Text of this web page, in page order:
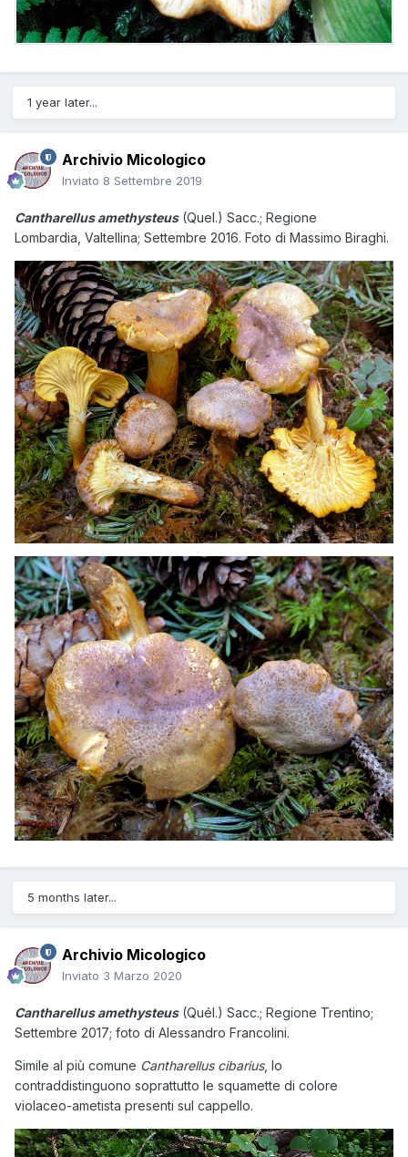
1 year later...
Archivio Micologico
Inviato 8 Settembre 2019
Cantharellus amethysteus (Quel.) Sacc.; Regione
Lombardia, Valtellina; Settembre 2016. Foto di Massimo Biraghi.
5 months later...
Archivio Micologico
Inviato 3 Marzo 2020
Cantharellus amethysteus(Quél.) Sacc.; Regione Trentino;
Settembre 2017; foto di Alessandro Francolini.
Simile al più comune Cantharellus cibarius, lo
contraddistinguono soprattutto le squamette di colore
violaceo-ametista presenti sul cappello.